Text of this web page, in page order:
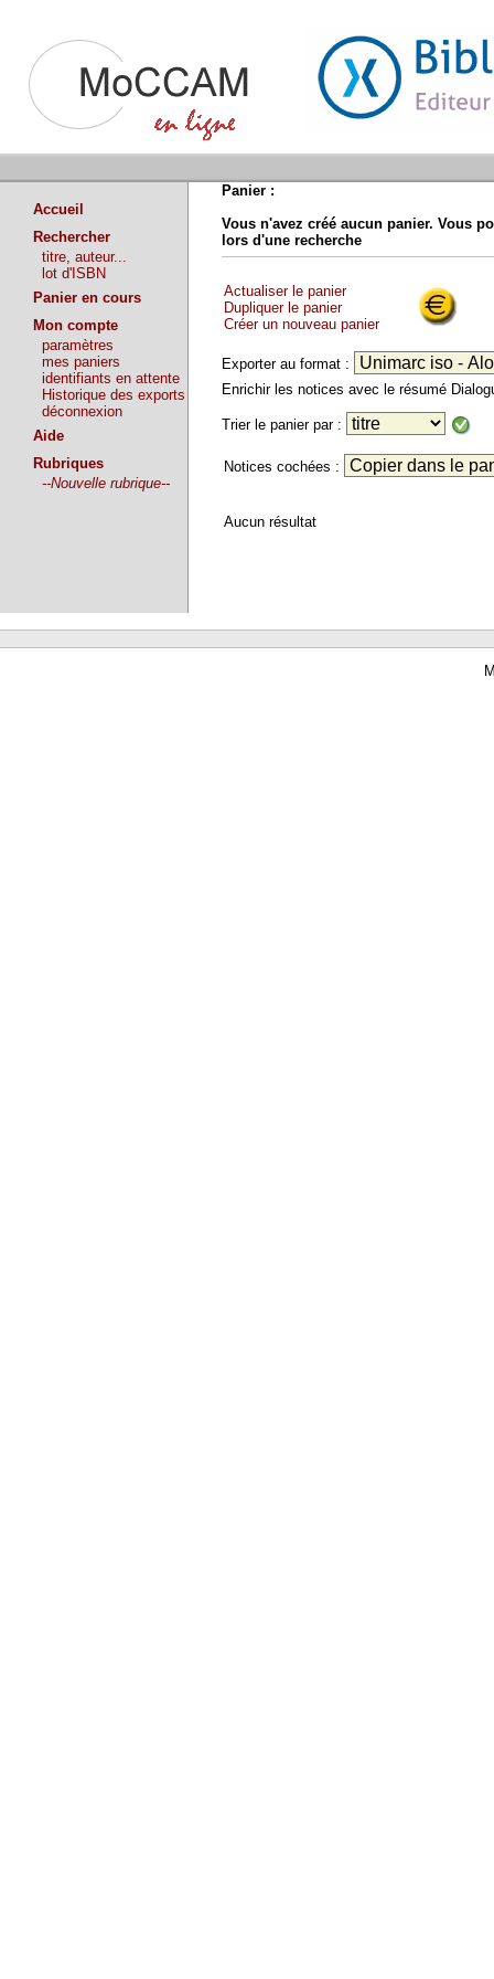
Accueil
Rechercher
titre, auteur...
lot d'ISBN
Panier en cours
Mon compte
paramètres
mes paniers
identifiants en attente
Historique des exports
déconnexion
Aide
Rubriques
--Nouvelle rubrique--
Panier :
Vous n'avez créé aucun panier. Vous
lors d'une recherche
Actualiser le panier
Dupliquer le panier
Créer un nouveau panier
Exporter au format :
Enrichir les notices avec le résumé
Trier le panier par :
Notices cochées :
Aucun résultat